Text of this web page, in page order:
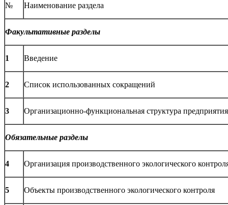
№ Наименование раздела
Факультативные разделы
1 Введение
2 Список использованных сокращений
3 Организационно-функциональная структура предприятия
Обязательные разделы
4 Организация производственного экологического
5 Объекты производственного экологического контроля